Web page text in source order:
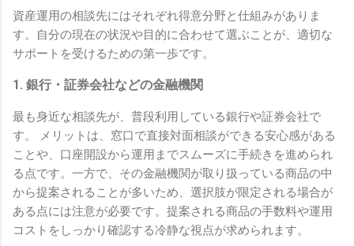
資産運用の相談先にはそれぞれ得意分野と仕組みがありま
す。自分の現在の状況や目的に合わせて選ぶことが、適切な
サポートを受けるための第一歩です。
1. 銀行・証券会社などの金融機関
最も身近な相談先が、普段利用している銀行や証券会社で
す。 メリットは、窓口で直接対面相談ができる安心感がある
ことや、口座開設から運用までスムーズに手続きを進められ
る点です。一方で、その金融機関が取り扱っている商品の中
から提案されることが多いため、選択肢が限定される場合が
ある点には注意が必要です。提案される商品の手数料や運用
コストをしっかり確認する冷静な視点が求められます。